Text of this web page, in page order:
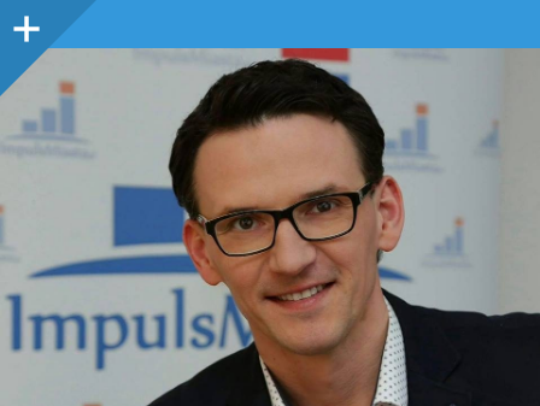
Panel